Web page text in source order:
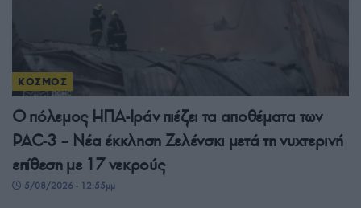
ΚΟΣΜΟΣ
Ο πόλεμος ΗΠΑ-Ιράν πιέζει τα αποθέματα των
PAC-3 – Νέα έκκληση Ζελένσκι μετά τη νυχτερινή
επίθεση με 17 νεκρούς
5/08/2026 - 12:55μμ